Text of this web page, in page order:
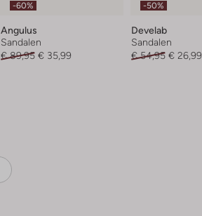
-60%
Angulus
Sandalen
€ 89,95 € 35,99
-50%
Develab
Sandalen
€ 54,95 € 26,99